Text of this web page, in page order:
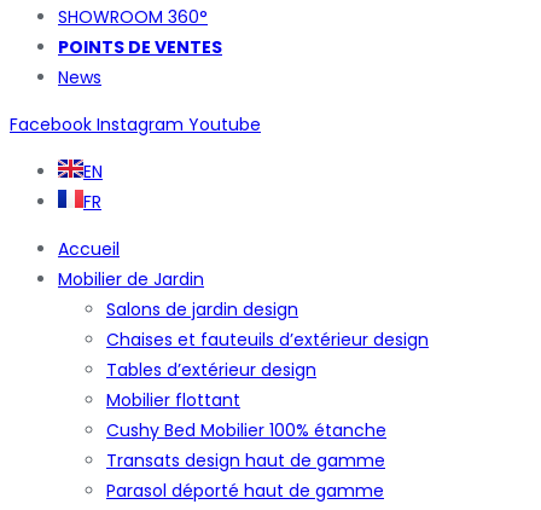
SHOWROOM 360°
POINTS DE VENTES
News
Facebook Instagram Youtube
EN
FR
Accueil
Mobilier de Jardin
Salons de jardin design
Chaises et fauteuils d’extérieur design
Tables d’extérieur design
Mobilier flottant
Cushy Bed Mobilier 100% étanche
Transats design haut de gamme
Parasol déporté haut de gamme